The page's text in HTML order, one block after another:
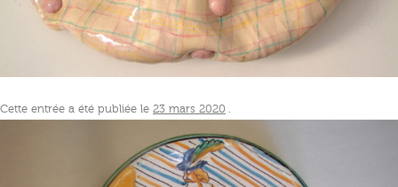
Cette entrée a été publiée le 23 mars 2020